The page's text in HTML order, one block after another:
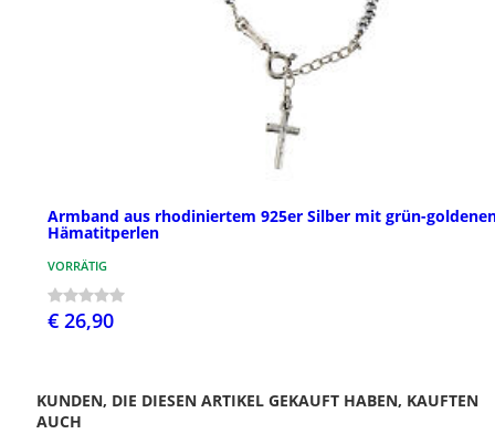
Armband aus rhodiniertem 925er Silber mit grün-
Hämatitperlen
VORRÄTIG
€ 26,90
KUNDEN, DIE DIESEN ARTIKEL GEKAUFT HABEN, KAUFTEN
AUCH